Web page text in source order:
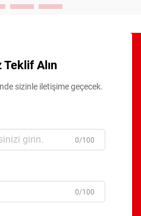
Teklif Alın
sizinle iletişime geçecek.
0/100
0/100